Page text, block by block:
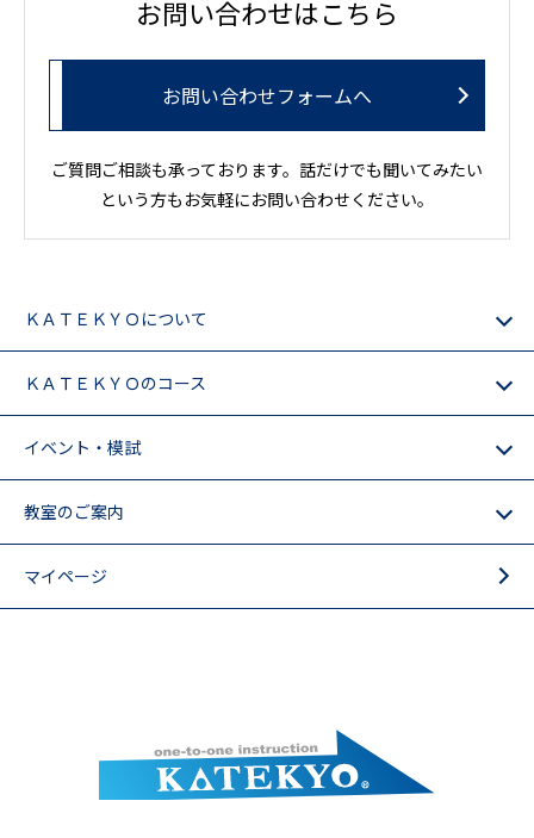
お問い合わせはこちら
お問い合わせフォームへ
ご質問ご相談も承っております。話だけでも聞いてみたい
という方もお気軽にお問い合わせください。
ＫＡＴＥＫＹＯについて
ＫＡＴＥＫＹＯのコース
イベント・模試
教室のご案内
マイページ